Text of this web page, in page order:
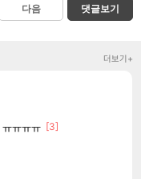
다음 댓글보기
더보기+
ㅠㅠㅠ [3]